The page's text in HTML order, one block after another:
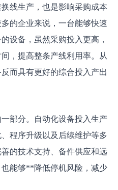
线生产，也是影响采购成本
的企业来说，一台能够快速
设备，虽然采购投入更高，
，提高整条产线利用率。从
而具有更好的综合投入产出
部分。自动化设备投入生产
程序升级以及后续维护等多
的技术支持、备件供应和远
能够**降低停机风险，减少